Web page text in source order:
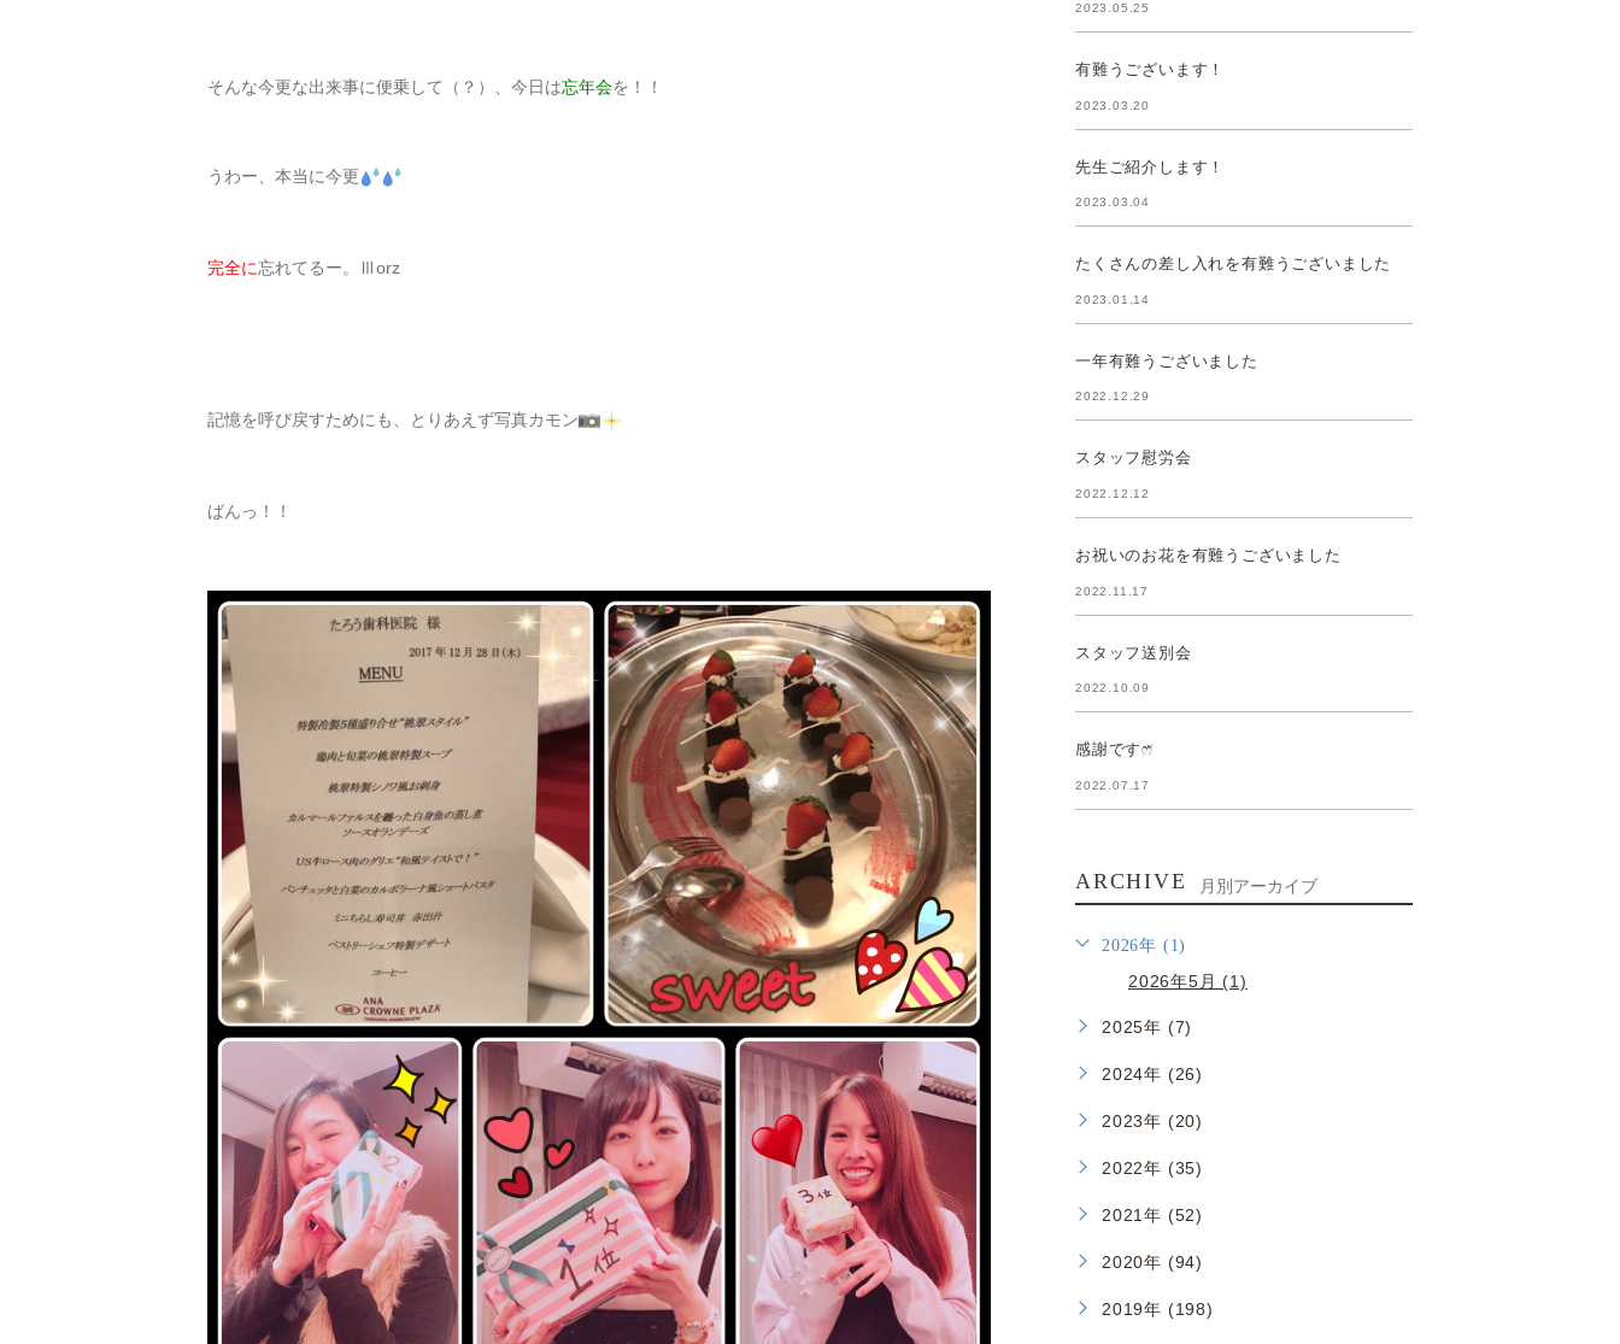
そんな今更な出来事に便乗して（？）、今日は忘年会を！！
うわー、本当に今更
完全に忘れてるー。Ⅲorz
記憶を呼び戻すためにも、とりあえず写真カモン
ばんっ！！
2023.05.25
有難うございます！
2023.03.20
先生ご紹介します！
2023.03.04
たくさんの差し入れを有難うございました
2023.01.14
一年有難うございました
2022.12.29
スタッフ慰労会
2022.12.12
お祝いのお花を有難うございました
2022.11.17
スタッフ送別会
2022.10.09
感謝ですෆ̈
2022.07.17
ARCHIVE 月別アーカイブ
2026年 (1)
2026年5月 (1)
2025年 (7)
2024年 (26)
2023年 (20)
2022年 (35)
2021年 (52)
2020年 (94)
2019年 (198)